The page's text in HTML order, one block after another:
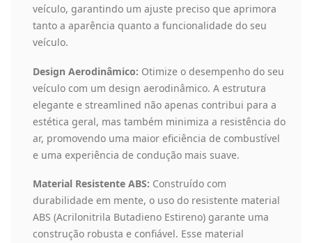
veículo, garantindo um ajuste preciso que aprimora
tanto a aparência quanto a funcionalidade do seu
veículo.
Design Aerodinâmico: Otimize o desempenho do seu
veículo com um design aerodinâmico. A estrutura
elegante e streamlined não apenas contribui para a
estética geral, mas também minimiza a resistência do
ar, promovendo uma maior eficiência de combustível
e uma experiência de condução mais suave.
Material Resistente ABS: Construído com
durabilidade em mente, o uso do resistente material
ABS (Acrilonitrila Butadieno Estireno) garante uma
construção robusta e confiável. Esse material